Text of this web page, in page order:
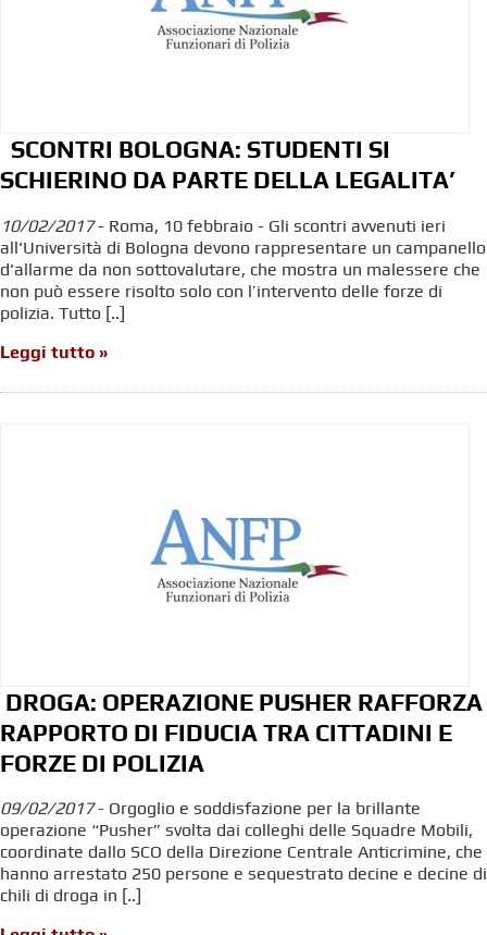
SCONTRI BOLOGNA: STUDENTI SI
SCHIERINO DA PARTE DELLA LEGALITA’
10/02/2017- Roma, 10 febbraio - Gli scontri avvenuti ieri
all'Università di Bologna devono rappresentare un campanello
d'allarme da non sottovalutare, che mostra un malessere che
non può essere risolto solo con l’intervento delle forze di
polizia. Tutto [..]
Leggi tutto »
DROGA: OPERAZIONE PUSHER RAFFORZA
RAPPORTO DI FIDUCIA TRA CITTADINI E
FORZE DI POLIZIA
09/02/2017- Orgoglio e soddisfazione per la brillante
operazione “Pusher” svolta dai colleghi delle Squadre Mobili,
coordinate dallo SCO della Direzione Centrale Anticrimine, che
hanno arrestato 250 persone e sequestrato decine e decine di
chili di droga in [..]